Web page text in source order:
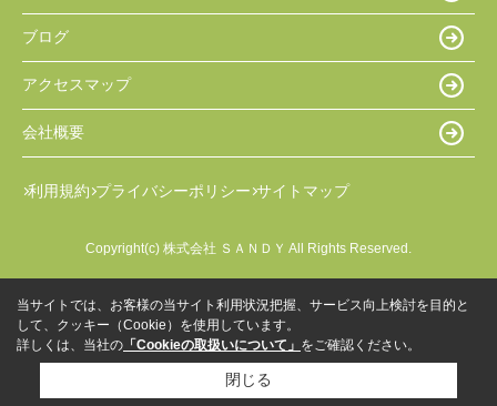
ブログ
アクセスマップ
会社概要
利用規約 プライバシーポリシー サイトマップ
Copyright(c) 株式会社 ＳＡＮＤＹ All Rights Reserved.
当サイトでは、お客様の当サイト利用状況把握、サービス向上検討を目的と
して、クッキー（Cookie）を使用しています。
詳しくは、当社の 「Cookieの取扱いについて」 をご確認ください。
閉じる